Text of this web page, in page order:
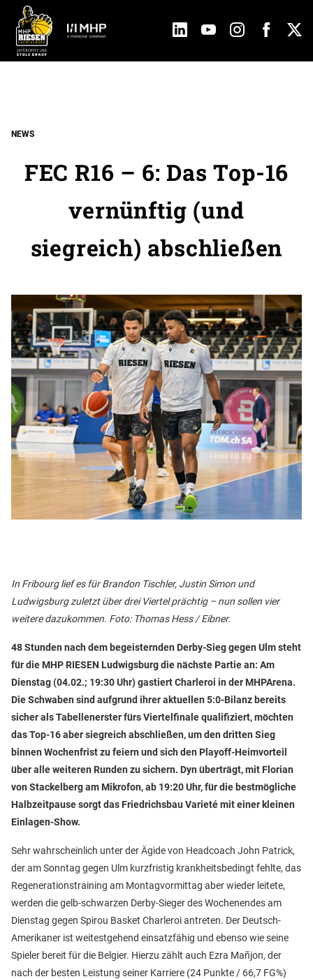
NEWS
FEC R16 – 6: Das Top-16
vernünftig (und
siegreich) abschließen
In Fribourg lief es für Brandon Tischler, Justin Simon und
Ludwigsburg zuletzt über drei Viertel prächtig – nun sollen vier
weitere dazukommen. Foto: Thomas Hess / Eibner.
48 Stunden nach dem begeisternden Derby-Sieg gegen Ulm steht
für die MHP RIESEN Ludwigsburg die nächste Partie an: Am
Dienstag (04.02.; 19:30 Uhr) gastiert Charleroi in der MHPArena.
Die Schwaben sind aufgrund ihrer aktuellen 5:0-Bilanz bereits
sicher als Tabellenerster fürs Viertelfinale qualifiziert, möchten
das Top-16 aber siegreich abschließen, um den dritten Sieg
binnen Wochenfrist zu feiern und sich den Playoff-Heimvorteil
über alle weiteren Runden zu sichern. Dyn überträgt, mit Florian
von Stackelberg am Mikrofon, ab 19:20 Uhr, für die bestmögliche
Halbzeitpause sorgt das Friedrichsbau Varieté mit einer kleinen
Einlagen-Show.
Sehr wahrscheinlich unter der Ägide von Headcoach John Patrick,
der am Sonntag gegen Ulm kurzfristig krankheitsbedingt fehlte, das
Regenerationstraining am Montagvormittag aber wieder leitete,
werden die gelb-schwarzen Derby-Sieger des Wochenendes am
Dienstag gegen Spirou Basket Charleroi antreten. Der Deutsch-
Amerikaner ist weitestgehend einsatzfähig und ebenso wie seine
Spieler bereit für die Belgier. Hierzu zählt auch Ezra Mañjon, der
nach der besten Leistung seiner Karriere (24 Punkte / 66,7 FG%)